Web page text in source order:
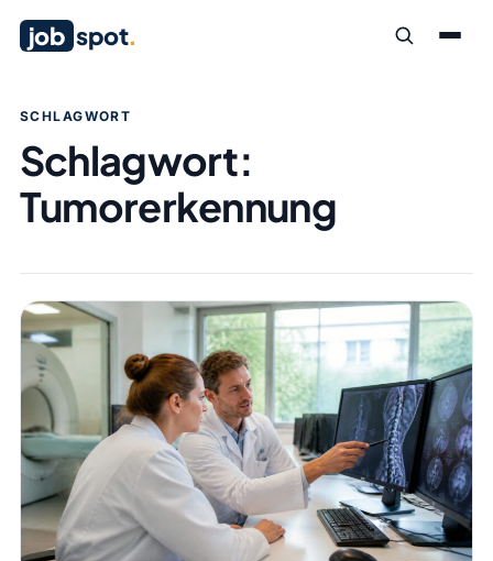
job spot.
SCHLAGWORT
Schlagwort:
Tumorerkennung